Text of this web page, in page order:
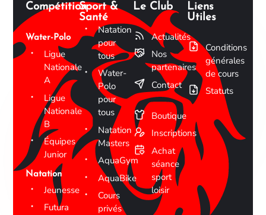
Compétition
Water-Polo
Ligue
Nationale
A
Ligue
Nationale
B
Équipes
Junior
Natation
Jeunesse
Futura
Sport &
Santé
Natation
pour
tous
Water-
Polo
pour
tous
Natation
Masters
AquaGym
AquaBike
Cours
privés
Le Club
Actualités
Nos
partenaires
Contact
Boutique
Inscriptions
Achat
séance
sport
loisir
Liens
Utiles
Conditions
générales
de cours
Statuts